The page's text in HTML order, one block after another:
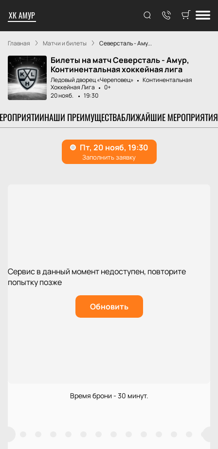
ХК АМУР
Главная Матчи и билеты Северсталь - Аму...
Билеты на матч Северсталь - Амур,
Континентальная хоккейная лига
Ледовый дворец «Череповец»
Континентальная
Хоккейная Лига
0+
20 нояб.
19:30
НАШИ ПРЕИМУЩЕСТВАБЛИЖАЙШИЕ МЕРОПРИЯТИЯ
Сервис в данный момент недоступен, повторите
попытку позже
Обновить
Время брони - 30 минут.